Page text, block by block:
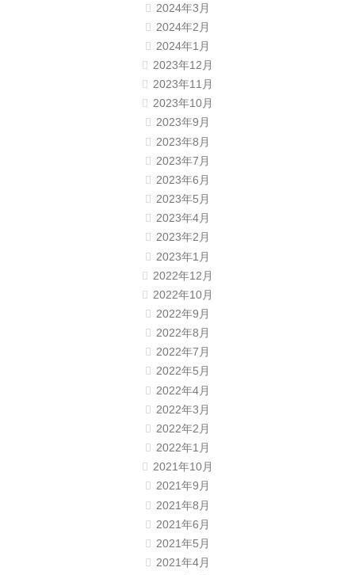
2024年3月
2024年2月
2024年1月
2023年12月
2023年11月
2023年10月
2023年9月
2023年8月
2023年7月
2023年6月
2023年5月
2023年4月
2023年2月
2023年1月
2022年12月
2022年10月
2022年9月
2022年8月
2022年7月
2022年5月
2022年4月
2022年3月
2022年2月
2022年1月
2021年10月
2021年9月
2021年8月
2021年6月
2021年5月
2021年4月